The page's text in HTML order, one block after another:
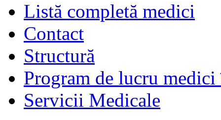
Listă completă medici
Contact
Structură
Program de lucru
Servicii Medicale